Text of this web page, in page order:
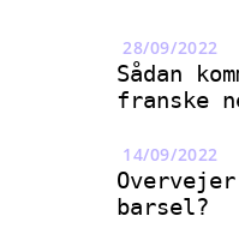
28/09/2022
Sådan
franske
14/09/2022
barsel?